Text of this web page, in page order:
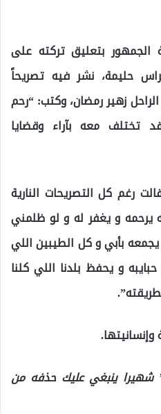
الجمهور بتعليق تركته على
حليمة، نشر فيه تصريحاً
​زهير رمضان​، وكتب: “رحم
تختلف معه بآراء وقضايا
رغم كل التصريحات النارية
يرحمه و يغفر له و لو ظلمني
يجمعه بأبي و كل الطيبين اللي
و يحفظ بلدنا اللي كلنا
شهيرا ينبغي عليك حذفه من